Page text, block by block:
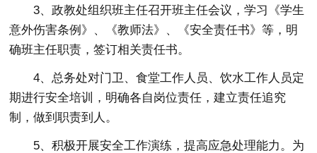
3、政教处组织班主任召开班主任会议，学习《学生
意外伤害条例》、《教师法》、《安全责任书》等，明
确班主任职责，签订相关责任书。
4、总务处对门卫、食堂工作人员、饮水工作人员定
期进行安全培训，明确各自岗位责任，建立责任追究
制，做到职责到人。
5、积极开展安全工作演练，提高应急处理能力。为